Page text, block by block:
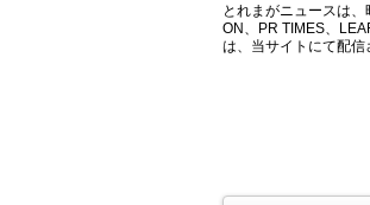
とれまがニュースは
ON、PR TIMES、
は、当サイトにて配信